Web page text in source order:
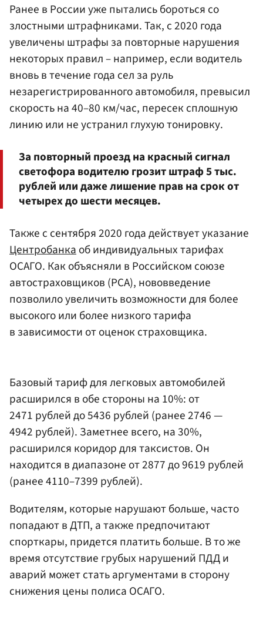
Ранее в России уже пытались бороться со
злостными штрафниками. Так, с 2020 года
увеличены штрафы за повторные нарушения
некоторых правил – например, если водитель
вновь в течение года сел за руль
незарегистрированного автомобиля, превысил
скорость на 40–80 км/час, пересек сплошную
линию или не устранил глухую тонировку.
За повторный проезд на красный сигнал
светофора водителю грозит штраф 5 тыс.
рублей или даже лишение прав на срок от
четырех до шести месяцев.
Также с сентября 2020 года действует указание
Центробанкаоб индивидуальных тарифах
ОСАГО. Как объясняли в Российском союзе
автостраховщиков (РСА), нововведение
позволило увеличить возможности для более
высокого или более низкого тарифа
в зависимости от оценок страховщика.
Базовый тариф для легковых автомобилей
расширился в обе стороны на 10%: от
2471 рублей до 5436 рублей (ранее 2746 —
4942 рублей). Заметнее всего, на 30%,
расширился коридор для таксистов. Он
находится в диапазоне от 2877 до 9619 рублей
(ранее 4110–7399 рублей).
Водителям, которые нарушают больше, часто
попадают в ДТП, а также предпочитают
спорткары, придется платить больше. В то же
время отсутствие грубых нарушений ПДД и
аварий может стать аргументами в сторону
снижения цены полиса ОСАГО.